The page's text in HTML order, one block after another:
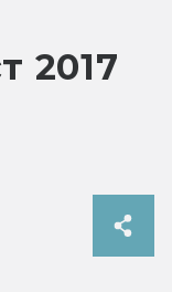
2017